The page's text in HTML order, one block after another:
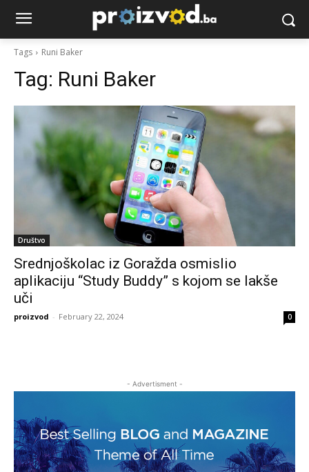
Tags Runi Baker
Tag: Runi Baker
Društvo
Srednjoškolac iz Goražda osmislio
aplikaciju “Study Buddy” s kojom se lakše
uči
proizvod - February 22, 2024 0
- Advertisment -